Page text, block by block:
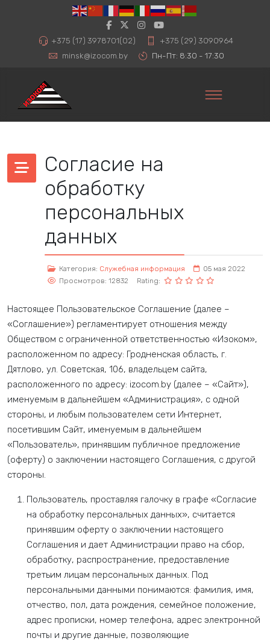
+375 (17) 3978701(02)
+375 (29) 3090964
minsk@izocom.by
Пн-Пт: 8:30 - 17:30
Согласие на
обработку
персональных
данных
Категория: Служебная информация
05 мая 2022
Просмотров: 12832
Rating:
Настоящее Пользовательское Соглашение (далее –
«Соглашение») регламентирует отношения между
Обществом с ограниченной ответственностью «Изоком»,
расположенном по адресу: Гродненская область, г.
Дятлово, ул. Советская, 106, владельцем сайта,
расположенного по адресу: izocom.by (далее – «Сайт»),
именуемым в дальнейшем «Администрация», с одной
стороны, и любым пользователем сети Интернет,
посетившим Сайт, именуемым в дальнейшем
«Пользователь», принявшим публичное предложение
(оферту) о заключении настоящего Соглашения, с другой
стороны.
Пользователь, проставляя галочку в графе «Согласие
на обработку персональных данных», считается
принявшим оферту о заключении настоящего
Соглашения и дает Администрации право на сбор,
обработку, распространение, предоставление
третьим лицам персональных данных. Под
персональными данными понимаются: фамилия, имя,
отчество, пол, дата рождения, семейное положение,
адрес прописки, номер телефона, адрес электронной
почты и другие данные, позволяющие